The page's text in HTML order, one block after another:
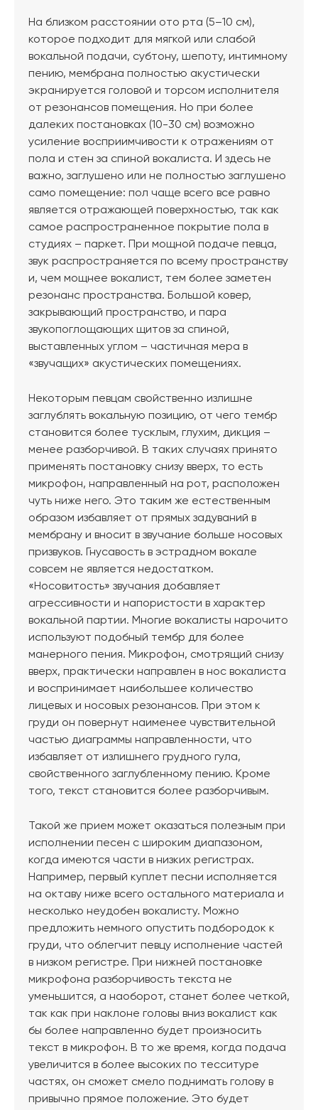
На близком расстоянии ото рта (5–10 см),
которое подходит для мягкой или слабой
вокальной подачи, субтону, шепоту, интимному
пению, мембрана полностью акустически
экранируется головой и торсом исполнителя
от резонансов помещения. Но при более
далеких постановках (10-30 см) возможно
усиление восприимчивости к отражениям от
пола и стен за спиной вокалиста. И здесь не
важно, заглушено или не полностью заглушено
само помещение: пол чаще всего все равно
является отражающей поверхностью, так как
самое распространенное покрытие пола в
студиях – паркет. При мощной подаче певца,
звук распространяется по всему пространству
и, чем мощнее вокалист, тем более заметен
резонанс пространства. Большой ковер,
закрывающий пространство, и пара
звукопоглощающих щитов за спиной,
выставленных углом – частичная мера в
«звучащих» акустических помещениях.
Некоторым певцам свойственно излишне
заглублять вокальную позицию, от чего тембр
становится более тусклым, глухим, дикция –
менее разборчивой. В таких случаях принято
применять постановку снизу вверх, то есть
микрофон, направленный на рот, расположен
чуть ниже него. Это таким же естественным
образом избавляет от прямых задуваний в
мембрану и вносит в звучание больше носовых
призвуков. Гнусавость в эстрадном вокале
совсем не является недостатком.
«Носовитость» звучания добавляет
агрессивности и напористости в характер
вокальной партии. Многие вокалисты нарочито
используют подобный тембр для более
манерного пения. Микрофон, смотрящий снизу
вверх, практически направлен в нос вокалиста
и воспринимает наибольшее количество
лицевых и носовых резонансов. При этом к
груди он повернут наименее чувствительной
частью диаграммы направленности, что
избавляет от излишнего грудного гула,
свойственного заглубленному пению. Кроме
того, текст становится более разборчивым.
Такой же прием может оказаться полезным при
исполнении песен с широким диапазоном,
когда имеются части в низких регистрах.
Например, первый куплет песни исполняется
на октаву ниже всего остального материала и
несколько неудобен вокалисту. Можно
предложить немного опустить подбородок к
груди, что облегчит певцу исполнение частей
в низком регистре. При нижней постановке
микрофона разборчивость текста не
уменьшится, а наоборот, станет более четкой,
так как при наклоне головы вниз вокалист как
бы более направленно будет произносить
текст в микрофон. В то же время, когда подача
увеличится в более высоких по тесситуре
частях, он сможет смело поднимать голову в
привычно прямое положение. Это будет